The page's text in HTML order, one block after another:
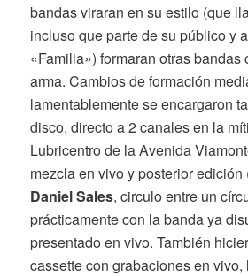
bandas viraran en su estilo (que
incluso que parte de su público y
«Familia») formaran otras bandas
arma. Cambios de formación
lamentablemente se encargaron
disco, directo a 2 canales en la
Lubricentro de la Avenida
mezcla en vivo y posterior edición
Daniel Sales, circulo entre un
prácticamente con la banda ya
presentado en vivo. También
cassette con grabaciones en